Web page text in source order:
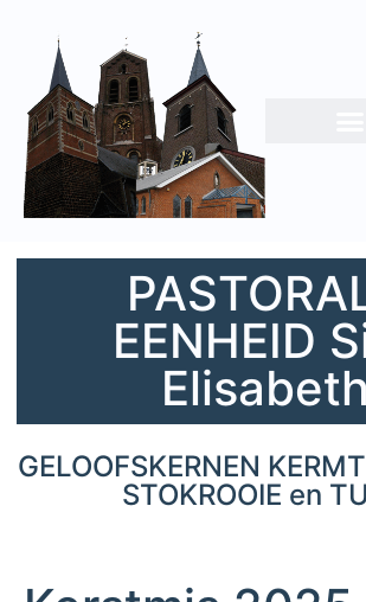
EENHEID
Elisabeth
GELOOFSKERNEN
STOKROOIE en